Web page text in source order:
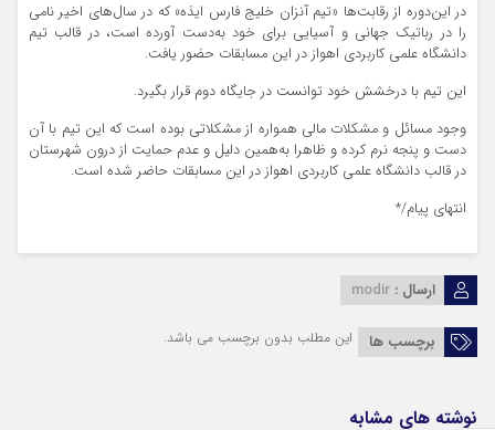
در این‌دوره از رقابت‌ها «تیم آنزان خلیج فارس ایذه» که در سال‌های اخیر نامی
را در رباتیک جهانی و آسیایی برای خود به‌دست آورده است، در قالب تیم
دانشگاه علمی کاربردی اهواز در این مسابقات حضور یافت.
این تیم با درخشش خود توانست در جایگاه دوم قرار بگیرد.
وجود مسائل و مشکلات مالی همواره از مشکلاتی بوده است که این تیم با آن
دست و پنجه نرم کرده و ظاهرا به‌همین دلیل و عدم حمایت از درون شهرستان
در قالب دانشگاه علمی کاربردی اهواز در این مسابقات حاضر شده است.
انتهای پیام/*
ارسال : modir
برچسب ها این مطلب بدون برچسب می باشد.
نوشته های مشابه